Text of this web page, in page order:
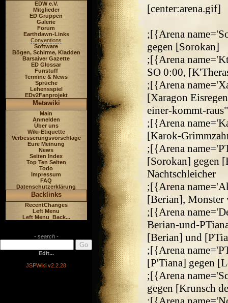
EDW e.V.
Mitglieder
ED Gruppen
Galerie
Forum
Earthdawn-Links
Conventions
Software
Bögen, Schirme, Kladden
Barsaiver Gazette
ED Glossar
Funstuff
Termine & News
Sprüche
Lehensspiel
EDv2Fanprojekt
Metawiki
Main
Anmelden
Über uns
Wiki-Etiquette
Verbesserungsvorschläge
Eure Meinung
News
Seiten Index
Top Ten Seiten
Todo
Impressum
FAQ
Datenschutzerklärung
Backlinks
RecentChanges
Left Menu
Left Menu_Back...
- search -
Edit...
JSPWiki v2.2.28
[center:arena.gif]
;[{Arena
gegen [Sorokan]
;[{Arena
SO 0:00,
;[{Arena
[Xaragon
einer-kommt-
;[{Arena
[Karok-
;[{Arena
[Sorokan] gegen
Nachtschleicher
;[{Arena
[Berian], Monster
;[{Arena
Berian-und-
[Berian] und
;[{Arena
[P'Tiana] gegen
;[{Arena
gegen [Krunsch